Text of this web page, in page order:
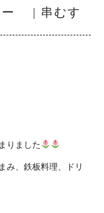
ー | 串むす
りました
み、鉄板料理、ドリ